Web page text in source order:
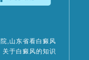
,山东省看白癜风
于白癜风的知识